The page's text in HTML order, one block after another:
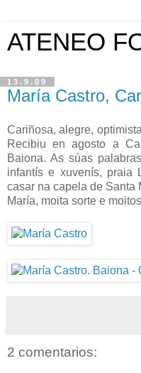
ATENEO
13.9.09
María Castro,
Cariñosa, alegre,
Recibiu en agosto a
Baiona. As súas
infantís e xuvenís, praia
casar na capela de Santa
María, moita sorte e
2 comentarios: